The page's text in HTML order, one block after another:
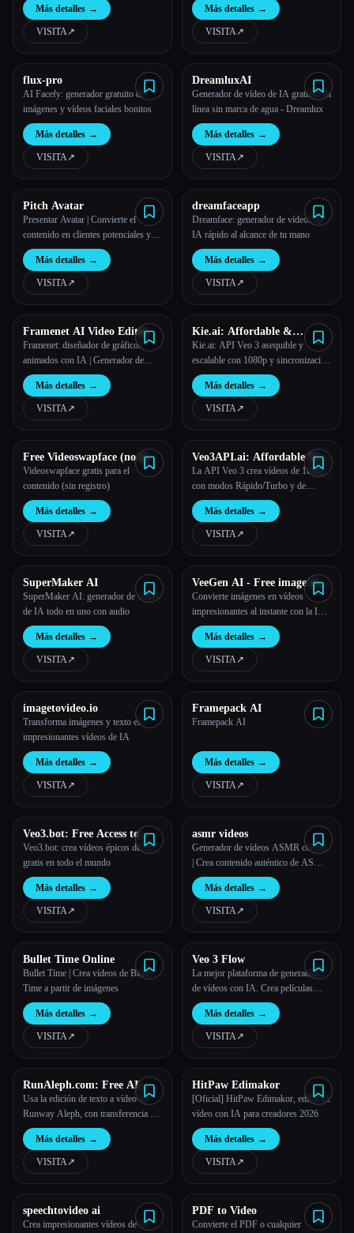
Más detalles →
VISITA↗︎
Más detalles →
VISITA↗︎
flux-pro
AI Facefy: generador gratuito de
imágenes y vídeos faciales bonitos
Más detalles →
VISITA↗︎
DreamluxAI
Generador de vídeo de IA gratuito en
línea sin marca de agua - Dreamlux
Más detalles →
VISITA↗︎
Pitch Avatar
Presentar Avatar | Convierte el
contenido en clientes potenciales y
ofertas
Más detalles →
VISITA↗︎
dreamfaceapp
Dreamface: generador de vídeos de
IA rápido al alcance de tu mano
Más detalles →
VISITA↗︎
Framenet AI Video Editor
Framenet: diseñador de gráficos
animados con IA | Generador de
gráficos animados
Más detalles →
VISITA↗︎
Kie.ai: Affordable &
Scalable Veo 3 API
Kie.ai: API Veo 3 asequible y
escalable con 1080p y sincronización
de audio
Más detalles →
VISITA↗︎
Free Videoswapface (no sign-
up)
Videoswapface gratis para el
contenido (sin registro)
Más detalles →
VISITA↗︎
Veo3API.ai: Affordable Veo
3 API with Fast/Turbo &
Quality Modes
La API Veo 3 crea vídeos de 1080p
con modos Rápido/Turbo y de
calidad de forma asequible.
Más detalles →
VISITA↗︎
SuperMaker AI
SuperMaker AI: generador de vídeo
de IA todo en uno con audio
Más detalles →
VISITA↗︎
VeeGen AI - Free image to
video AI
Convierte imágenes en vídeos
impresionantes al instante con la IA
de VeeGen, sin habilidades ni marcas
de agua. Crea animaciones, guiones
gráficos y contenido más rápido que
nunca.
Más detalles →
VISITA↗︎
imagetovideo.io
Transforma imágenes y texto en
impresionantes vídeos de IA
Más detalles →
VISITA↗︎
Framepack AI
Framepack AI
Más detalles →
VISITA↗︎
Veo3.bot: Free Access to
Google Veo 3 AI Video
Generation with Native
Audio
Veo3.bot: crea vídeos épicos de IA,
gratis en todo el mundo
Más detalles →
VISITA↗︎
asmr videos
Generador de vídeos ASMR con IA
| Crea contenido auténtico de ASMR
en línea
Más detalles →
VISITA↗︎
Bullet Time Online
Bullet Time | Crea vídeos de Bullet
Time a partir de imágenes
Más detalles →
VISITA↗︎
Veo 3 Flow
La mejor plataforma de generación
de vídeos con IA. Crea películas
cinematográficas, vídeos cortos
virales y contenido empresarial
profesional. Transforma cualquier
idea en impresionantes vídeos de 8K
Más detalles →
VISITA↗︎
RunAleph.com: Free AI
Video Editing with Runway
Aleph
Usa la edición de texto a vídeo de
Runway Aleph, con transferencia de
estilo, eliminación de objetos y
mucho más, pruébalo gratis.
Más detalles →
VISITA↗︎
HitPaw Edimakor
[Oficial] HitPaw Edimakor, editor de
vídeo con IA para creadores 2026
Más detalles →
VISITA↗︎
speechtovideo ai
Crea impresionantes vídeos de IA
PDF to Video
Convierte el PDF o cualquier